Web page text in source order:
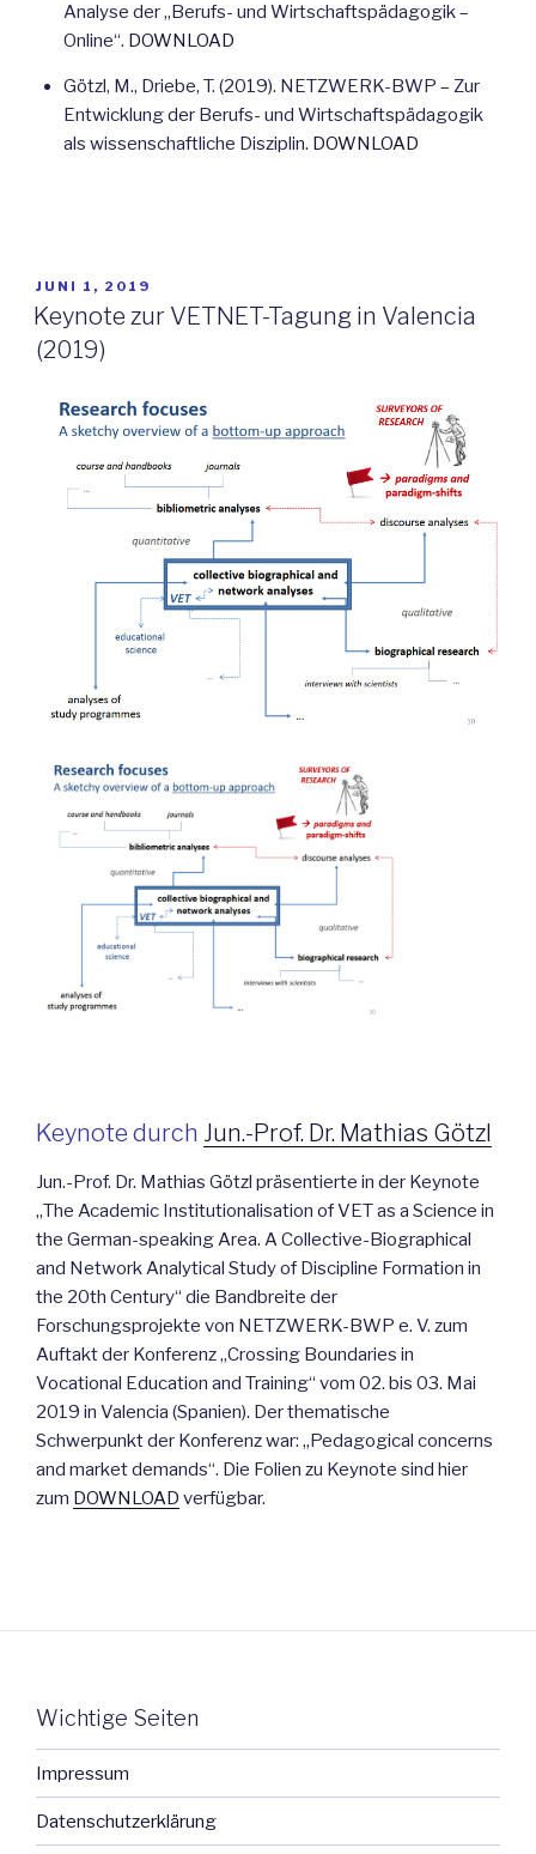
Analyse der „Berufs- und Wirtschaftspädagogik –
Online“. DOWNLOAD
Götzl, M., Driebe, T. (2019). NETZWERK-BWP – Zur
Entwicklung der Berufs- und Wirtschaftspädagogik
als wissenschaftliche Disziplin. DOWNLOAD
VERÖFFENTLICHT
AM
JUNI 1, 2019
Keynote zur VETNET-Tagung in Valencia
(2019)
Keynote durch Jun.-Prof. Dr. Mathias Götzl
Jun.-Prof. Dr. Mathias Götzl präsentierte in der Keynote
„The Academic Institutionalisation of VET as a Science in
the German-speaking Area. A Collective-Biographical
and Network Analytical Study of Discipline Formation in
the 20th Century“ die Bandbreite der
Forschungsprojekte von NETZWERK-BWP e. V. zum
Auftakt der Konferenz „Crossing Boundaries in
Vocational Education and Training“ vom 02. bis 03. Mai
2019 in Valencia (Spanien). Der thematische
Schwerpunkt der Konferenz war: „Pedagogical concerns
and market demands“. Die Folien zu Keynote sind hier
zum DOWNLOAD verfügbar.
Wichtige Seiten
Impressum
Datenschutzerklärung